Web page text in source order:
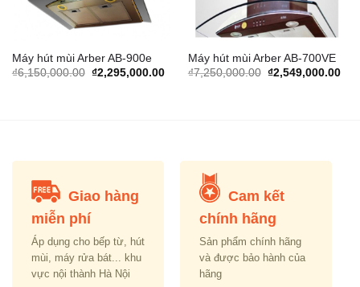
Máy hút mùi Arber AB-900e
₫6,150,000.00 Original
₫2,295,000.00Current
Máy hút mùi Arber AB-700VE
₫7,250,000.00 Original
₫2,549,000.00
Giao hàng
miễn phí
Áp dụng cho bếp từ, hút
mùi, máy rửa bát... khu
vực nội thành Hà Nội
Cam kết
chính hãng
Sản phẩm chính hãng
và được bảo hành của
hãng